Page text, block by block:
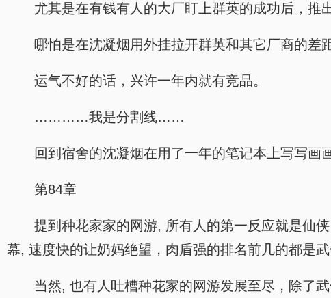
尤其是在有钱有人的大厂盯上群英的成功后，推
哪怕是在沈凝烟用外挂拉开群英和其它厂商的差
运气不好的话，兴许一年内就有竞品。
…………我是分割线……
回到宿舍的沈凝烟在用了一年的笔记本上写写
第84章
提到种花家家的网游, 所有人的第一反应就是仙
幕, 速度快的让奶妈绝望，肉盾强的排名前几的都是武
当然, 也有人吐槽种花家的网游发展至尽，除了